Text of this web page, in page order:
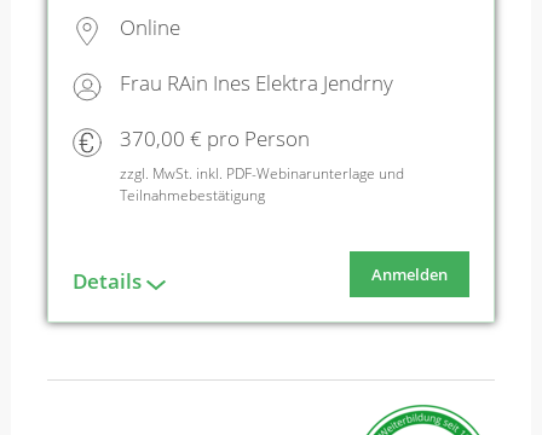
Online
Frau RAin Ines Elektra Jendrny
370,00 € pro Person
zzgl. MwSt. inkl. PDF-Webinarunterlage und
Teilnahmebestätigung
Details Anmelden